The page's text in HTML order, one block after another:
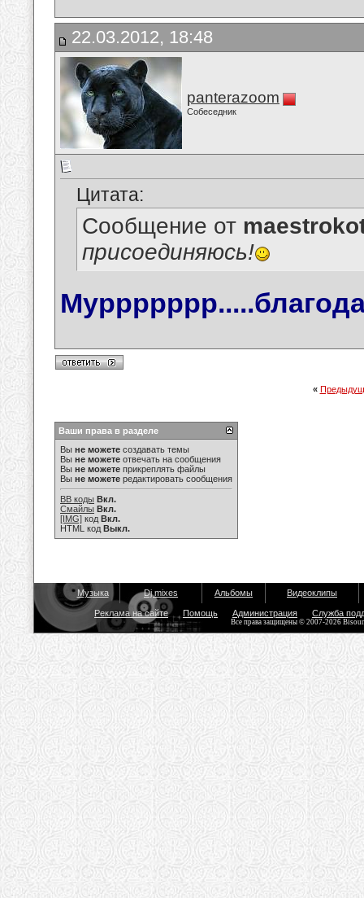
22.03.2012, 18:48
panterazoom
Собеседник
Цитата:
Сообщение от
присоединяюсь!
«
Ваши права в разделе
Вы не можете создавать темы
Вы не можете отвечать на сообщения
Вы не можете прикреплять файлы
Вы не можете редактировать сообщения
BB коды Вкл.
Смайлы Вкл.
[IMG] код Вкл.
HTML код Выкл.
Музыка Dj mixes Альбомы Видеоклипы
Реклама на сайте Помощь Администрация Служба
Все права защищены © 2007-2026